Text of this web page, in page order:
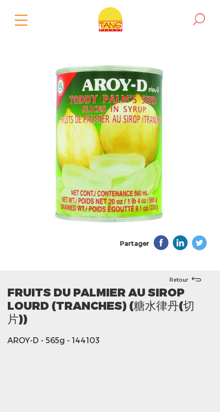
Partager
Retour
FRUITS DU PALMIER AU SIROP
LOURD (TRANCHES) (糖水律丹(切
片))
AROY-D - 565g - 144103